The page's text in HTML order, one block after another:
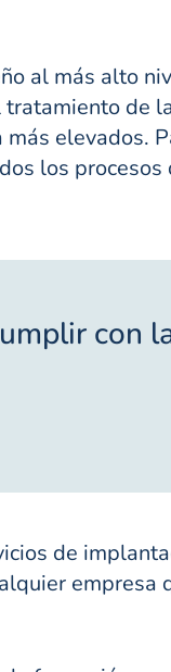
al más alto
de
elevados.
los
con
de